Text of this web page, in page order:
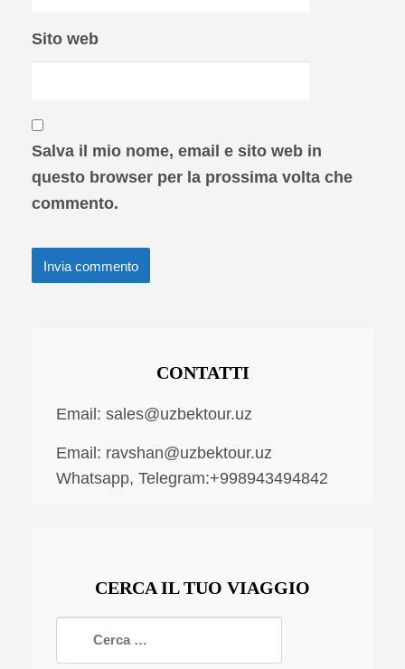
Sito web
Salva il mio nome, email e sito web in
questo browser per la prossima volta che
commento.
CONTATTI
Email: sales@uzbektour.uz
Email: ravshan@uzbektour.uz
Whatsapp, Telegram:+998943494842
CERCA IL TUO VIAGGIO